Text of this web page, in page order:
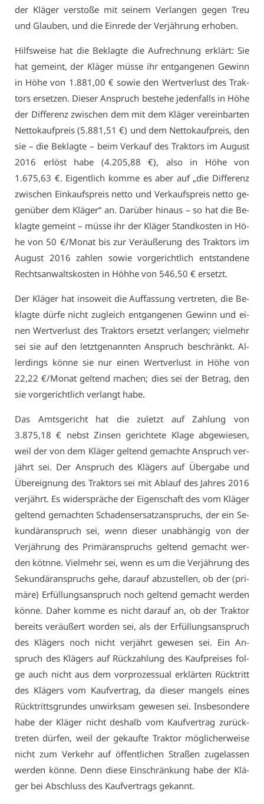
der Klä­ger ver­sto­ße mit sei­nem Ver­lan­gen ge­gen Treu
und Glau­ben, und die Ein­re­de der Ver­jäh­rung er­ho­ben.
Hilfs­wei­se hat die Be­klag­te die Auf­rech­nung er­klärt: Sie
hat ge­meint, der Klä­ger müs­se ihr ent­gan­ge­nen Ge­winn
in Hö­he von 1.881,00 € so­wie den Wert­ver­lust des Trak­
tors er­set­zen. Die­ser An­spruch be­ste­he je­den­falls in Hö­he
der Dif­fe­renz zwi­schen dem mit dem Klä­ger ver­ein­bar­ten
Net­to­kauf­preis (5.881,51 €) und dem Net­to­kauf­preis, den
sie – die Be­klag­te – beim Ver­kauf des Trak­tors im Au­gust
2016 er­löst ha­be (4.205,88 €), al­so in Hö­he von
1.675,63 €. Ei­gent­lich kom­me es aber auf „die Dif­fe­renz
zwi­schen Ein­kaufs­preis net­to und Ver­kaufs­preis net­to ge­
gen­über dem Klä­ger“ an. Dar­über hin­aus – so hat die Be­
klag­te ge­meint – müs­se ihr der Klä­ger Stand­kos­ten in Hö­
he von 50 €/Mo­nat bis zur Ver­äu­ße­rung des Trak­tors im
Au­gust 2016 zah­len so­wie vor­ge­richt­lich ent­stan­de­ne
Rechts­an­walts­kos­ten in Höh­he von 546,50 € er­setzt.
Der Klä­ger hat in­so­weit die Auf­fas­sung ver­tre­ten, die Be­
klag­te dür­fe nicht zu­gleich ent­gan­ge­nen Ge­winn und ei­
nen Wert­ver­lust des Trak­tors er­setzt ver­lan­gen; viel­mehr
sei sie auf den letzt­ge­nann­ten An­spruch be­schränkt. Al­
ler­dings kön­ne sie nur ei­nen Wert­ver­lust in Hö­he von
22,22 €/Mo­nat gel­tend ma­chen; dies sei der Be­trag, den
sie vor­ge­richt­lich ver­langt ha­be.
Das Amts­ge­richt hat die zu­letzt auf Zah­lung von
3.875,18 € nebst Zin­sen ge­rich­te­te Kla­ge ab­ge­wie­sen,
weil der von dem Klä­ger gel­tend ge­mach­te An­spruch ver­
jährt sei. Der An­spruch des Klä­gers auf Über­ga­be und
Über­eig­nung des Trak­tors sei mit Ab­lauf des Jah­res 2016
ver­jährt. Es wi­der­sprä­che der Ei­gen­schaft des vom Klä­ger
gel­tend ge­mach­ten Scha­dens­er­satz­an­spruchs, der ein Se­
kun­där­an­spruch sei, wenn die­ser un­ab­hän­gig von der
Ver­jäh­rung des Pri­mär­an­spruchs gel­tend ge­macht wer­
den köt­nne. Viel­mehr sei, wenn es um die Ver­jäh­rung des
Se­kun­där­an­spruchs ge­he, dar­auf ab­zu­stel­len, ob der (pri­
mä­re) Er­fül­lungs­an­spruch noch gel­tend ge­macht wer­den
kön­ne. Da­her kom­me es nicht dar­auf an, ob der Trak­tor
be­reits ver­äu­ßert wor­den sei, als der Er­fül­lungs­an­spruch
des Klä­gers noch nicht ver­jährt ge­we­sen sei. Ein An­
spruch des Klä­gers auf Rück­zah­lung des Kauf­prei­ses fol­
ge auch nicht aus dem vor­pro­zes­su­al er­klär­ten Rück­tritt
des Klä­gers vom Kauf­ver­trag, da die­ser man­gels ei­nes
Rück­tritts­grun­des un­wirk­sam ge­we­sen sei. Ins­be­son­de­re
ha­be der Klä­ger nicht des­halb vom Kauf­ver­trag zu­rück­
tre­ten dür­fen, weil der ge­kauf­te Trak­tor mög­li­cher­wei­se
nicht zum Ver­kehr auf öf­fent­li­chen Stra­ßen zu­ge­las­sen
wer­den kön­ne. Denn die­se Ein­schrän­kung ha­be der Klä­
ger bei Ab­schluss des Kauf­ver­trags ge­kannt.